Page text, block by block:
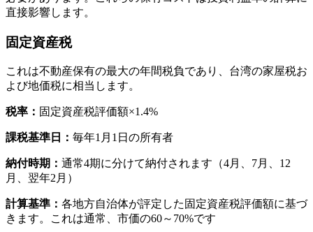
直接影響します。
固定資産税
これは不動産保有の最大の年間税負であり、台湾の家屋税お
よび地価税に相当します。
税率： 固定資産税評価額×1.4%
課税基準日： 毎年1月1日の所有者
納付時期： 通常4期に分けて納付されます（4月、7月、12
月、翌年2月）
計算基準： 各地方自治体が評定した固定資産税評価額に基づ
きます。これは通常、市価の60～70%です